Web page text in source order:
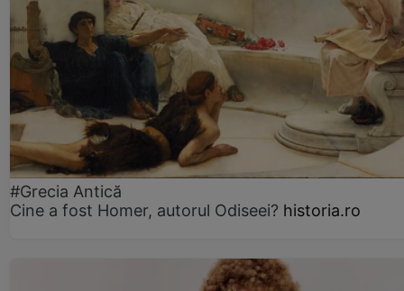
#Grecia Antică
Cine a fost Homer, autorul Odiseei? historia.ro